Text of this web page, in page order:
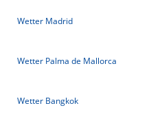
Wetter Madrid
Wetter Palma de Mallorca
Wetter Bangkok